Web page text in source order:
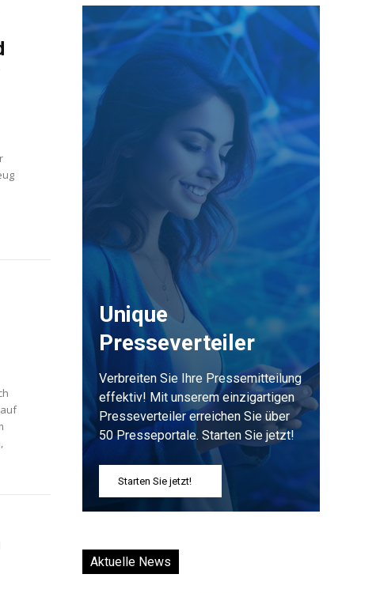
Unique
Presseverteiler
Verbreiten Sie Ihre Pressemitteilung
effektiv! Mit unserem einzigartigen
Presseverteiler erreichen Sie über
50 Presseportale. Starten Sie jetzt!
Starten Sie jetzt!
Aktuelle News